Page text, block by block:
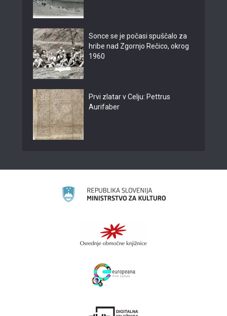
Sonce se je počasi spuščalo za
hribe nad Zgornjo Rečico, okrog
1960
Prvi zlatar v Celju: Pettrus
Aurifaber